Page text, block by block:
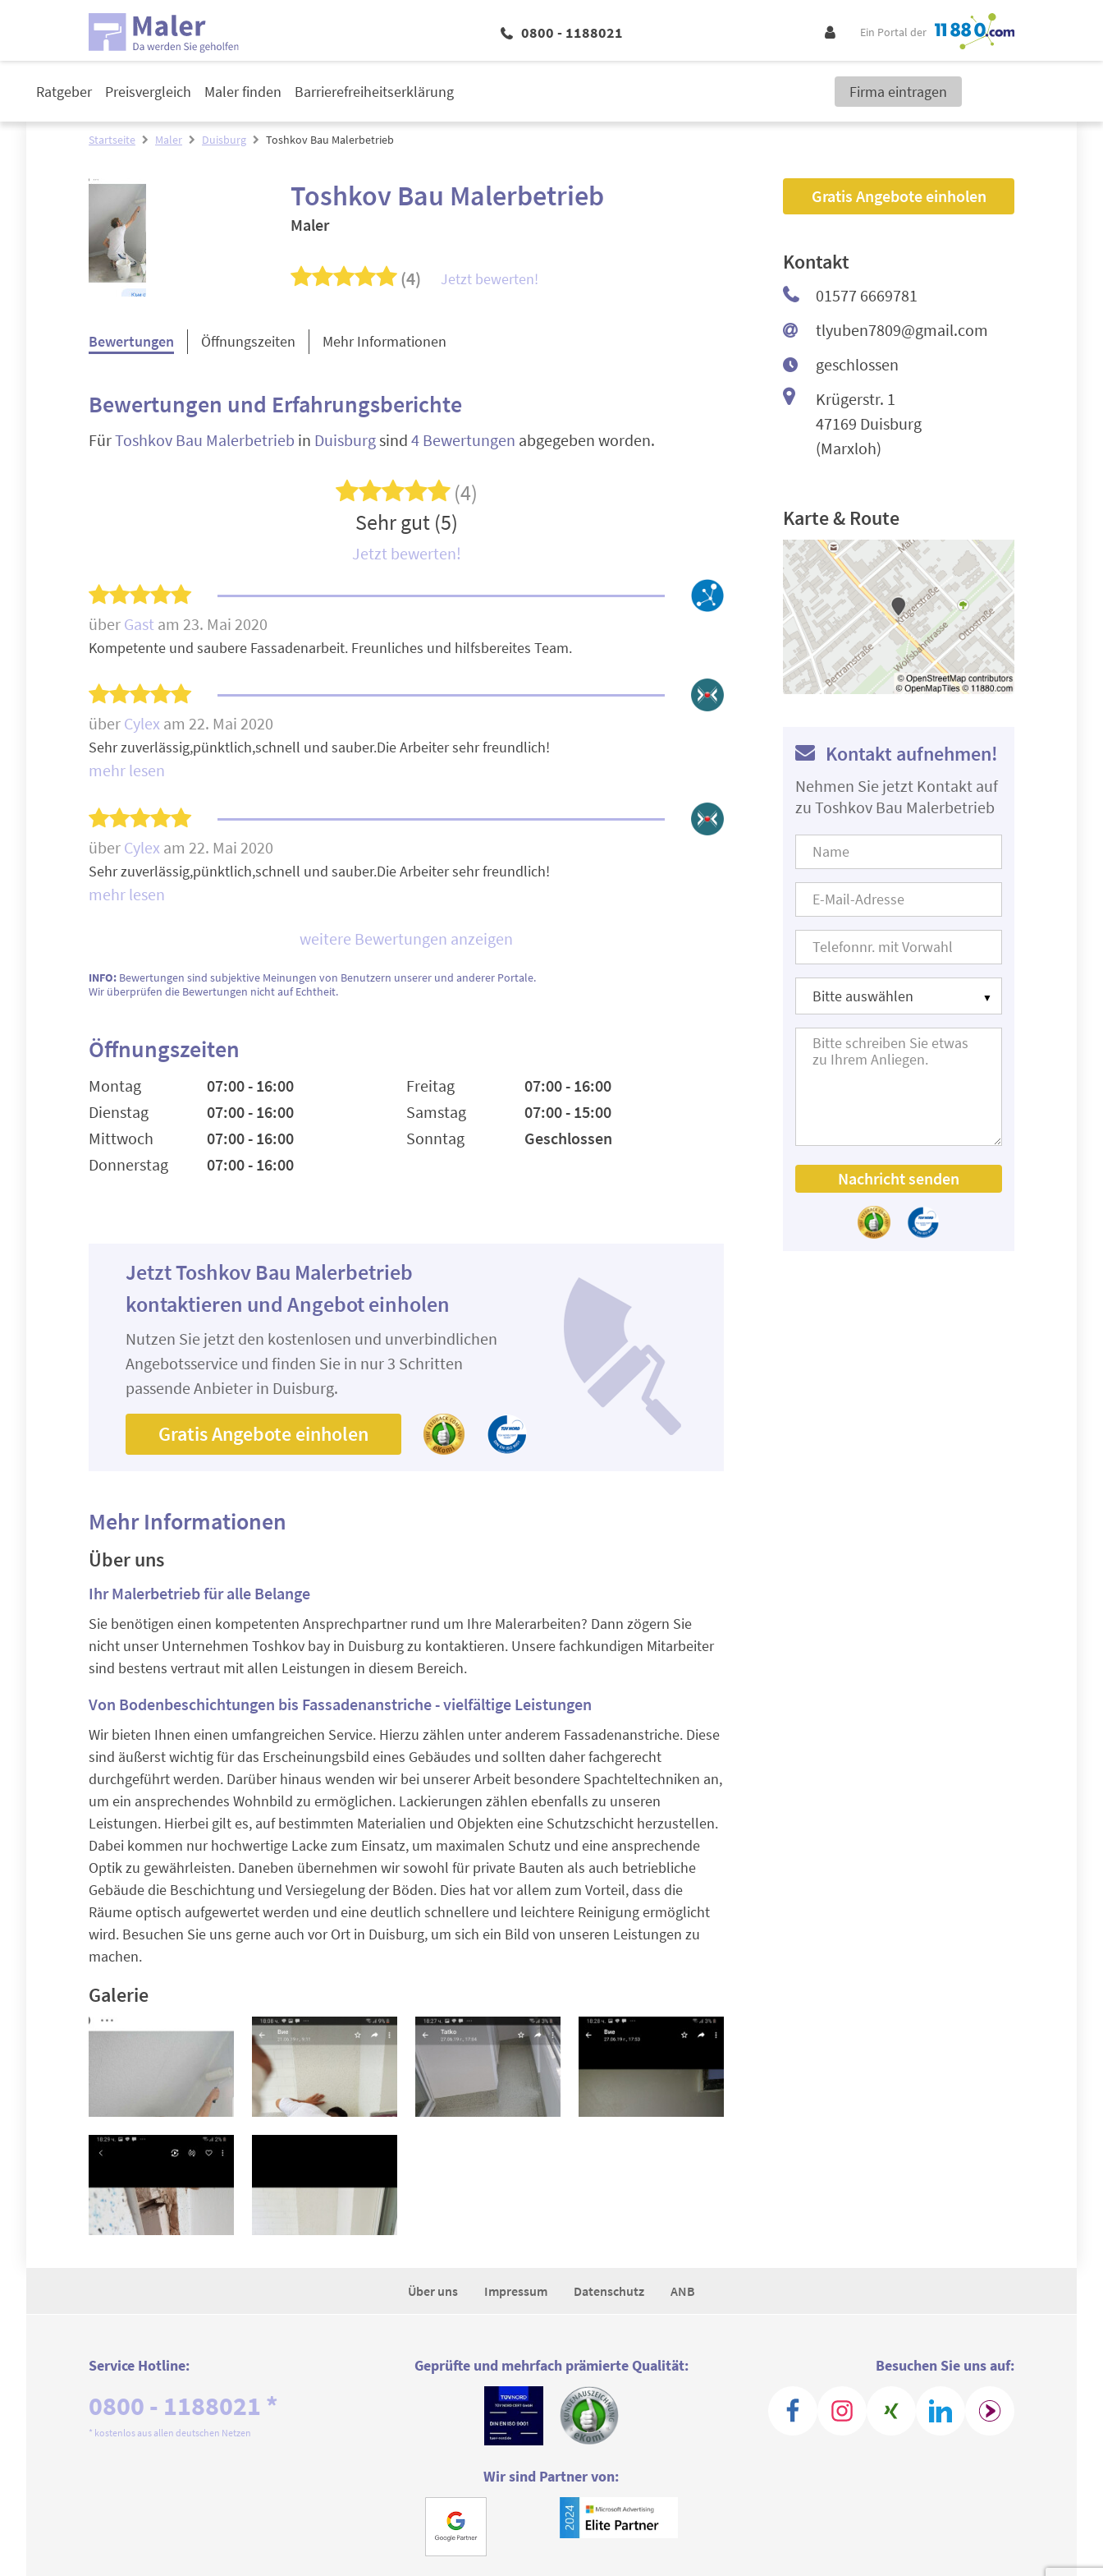
0800 - 1188021 Ein Portal der
Ratgeber Preisvergleich Maler finden Barrierefreiheitserklärung Firma eintragen
Startseite Maler Duisburg Toshkov Bau Malerbetrieb
Toshkov Bau Malerbetrieb
Maler
(4) Jetzt bewerten!
Bewertungen Öffnungszeiten Mehr Informationen
Bewertungen und Erfahrungsberichte
FürToshkov Bau Malerbetrieb in Duisburgsind 4 Bewertungen abgegeben worden.
(4)
Sehr gut (5)
Jetzt bewerten!
über Gast am 23. Mai 2020
Kompetente und saubere Fassadenarbeit. Freunliches und hilfsbereites Team.
über Cylex am 22. Mai 2020
Sehr zuverlässig,pünktlich,schnell und sauber.Die Arbeiter sehr freundlich!
mehr lesen
über Cylex am 22. Mai 2020
Sehr zuverlässig,pünktlich,schnell und sauber.Die Arbeiter sehr freundlich!
mehr lesen
weitere Bewertungen anzeigen
INFO: Bewertungen sind subjektive Meinungen von Benutzern unserer und anderer Portale.
Wir überprüfen die Bewertungen nicht auf Echtheit.
Öffnungszeiten
Montag
07:00 - 16:00
Dienstag
07:00 - 16:00
Mittwoch
07:00 - 16:00
Donnerstag
07:00 - 16:00
Freitag
07:00 - 16:00
Samstag
07:00 - 15:00
Sonntag
Geschlossen
Jetzt Toshkov Bau Malerbetrieb
kontaktieren und Angebot einholen
Nutzen Sie jetzt den kostenlosen und unverbindlichen
Angebotsservice und finden Sie in nur 3 Schritten
passende Anbieter in Duisburg.
Gratis Angebote einholen
Mehr Informationen
Über uns
Ihr Malerbetrieb für alle Belange
Sie benötigen einen kompetenten Ansprechpartner rund um Ihre Malerarbeiten? Dann zögern Sie
nicht unser Unternehmen Toshkov bay in Duisburg zu kontaktieren. Unsere fachkundigen Mitarbeiter
sind bestens vertraut mit allen Leistungen in diesem Bereich.
Von Bodenbeschichtungen bis Fassadenanstriche - vielfältige Leistungen
Wir bieten Ihnen einen umfangreichen Service. Hierzu zählen unter anderem Fassadenanstriche. Diese
sind äußerst wichtig für das Erscheinungsbild eines Gebäudes und sollten daher fachgerecht
durchgeführt werden. Darüber hinaus wenden wir bei unserer Arbeit besondere Spachteltechniken an,
um ein ansprechendes Wohnbild zu ermöglichen. Lackierungen zählen ebenfalls zu unseren
Leistungen. Hierbei gilt es, auf bestimmten Materialien und Objekten eine Schutzschicht herzustellen.
Dabei kommen nur hochwertige Lacke zum Einsatz, um maximalen Schutz und eine ansprechende
Optik zu gewährleisten. Daneben übernehmen wir sowohl für private Bauten als auch betriebliche
Gebäude die Beschichtung und Versiegelung der Böden. Dies hat vor allem zum Vorteil, dass die
Räume optisch aufgewertet werden und eine deutlich schnellere und leichtere Reinigung ermöglicht
wird. Besuchen Sie uns gerne auch vor Ort in Duisburg, um sich ein Bild von unseren Leistungen zu
machen.
Galerie
Gratis Angebote einholen
Kontakt
01577 6669781
tlyuben7809@gmail.com
geschlossen
Krügerstr. 1
47169 Duisburg
(Marxloh)
Karte & Route
Kontakt aufnehmen!
Nehmen Sie jetzt Kontakt auf
zu Toshkov Bau Malerbetrieb
Nachricht senden
Über uns Impressum Datenschutz ANB
Service Hotline:
0800 - 1188021 *
* kostenlos aus allen deutschen Netzen
Besuchen Sie uns auf:
Geprüfte und mehrfach prämierte Qualität:
Wir sind Partner von: